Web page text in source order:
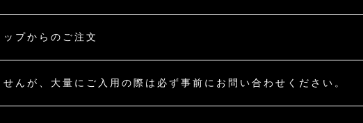
プからのご注文
んが、大量にご入用の際は必ず事前にお問い合わせください。